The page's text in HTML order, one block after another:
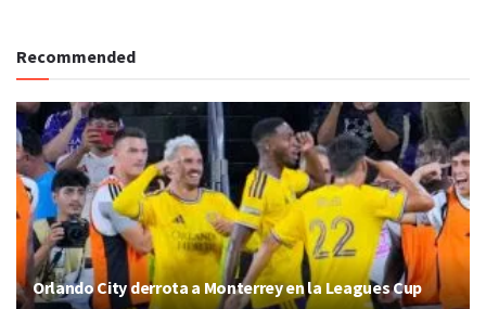
Recommended
Orlando City derrota a Monterrey en la Leagues Cup